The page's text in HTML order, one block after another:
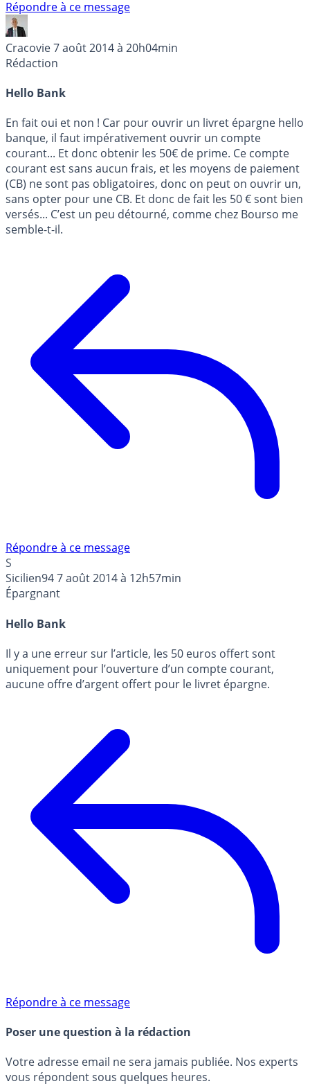
Répondre à ce message
Cracovie7 août 2014 à 20h04min
Rédaction
Hello Bank
En fait oui et non ! Car pour ouvrir un livret épargne hello
banque, il faut impérativement ouvrir un compte
courant... Et donc obtenir les 50€ de prime. Ce compte
courant est sans aucun frais, et les moyens de paiement
(CB) ne sont pas obligatoires, donc on peut on ouvrir un,
sans opter pour une CB. Et donc de fait les 50 € sont bien
versés... C’est un peu détourné, comme chez Bourso me
semble-t-il.
Répondre à ce message
S
Sicilien947 août 2014 à 12h57min
Épargnant
Hello Bank
Il y a une erreur sur l’article, les 50 euros offert sont
uniquement pour l’ouverture d’un compte courant,
aucune offre d’argent offert pour le livret épargne.
Répondre à ce message
Poser une question à la rédaction
Votre adresse email ne sera jamais publiée. Nos experts
vous répondent sous quelques heures.